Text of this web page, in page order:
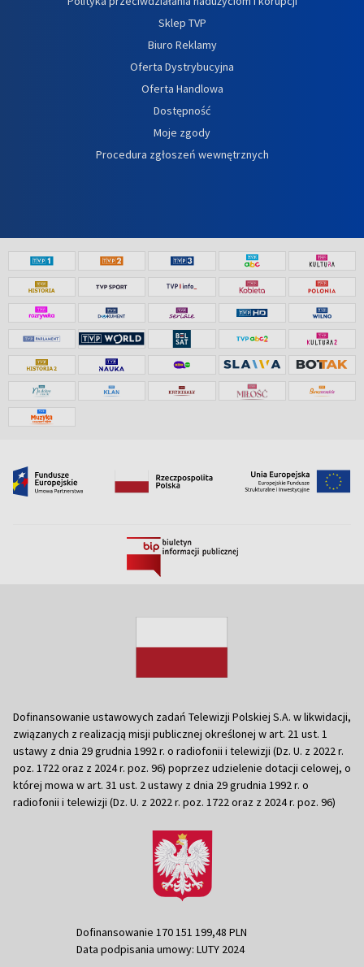
Sklep TVP
Biuro Reklamy
Oferta Dystrybucyjna
Oferta Handlowa
Dostępność
Moje zgody
Procedura zgłoszeń wewnętrznych
Dofinansowanie ustawowych zadań Telewizji Polskiej S.A. w likwidacji,
związanych z realizacją misji publicznej określonej w art. 21 ust. 1
ustawy z dnia 29 grudnia 1992 r. o radiofonii i telewizji (Dz. U. z 2022 r.
poz. 1722 oraz z 2024 r. poz. 96) poprzez udzielenie dotacji celowej, o
której mowa w art. 31 ust. 2 ustawy z dnia 29 grudnia 1992 r. o
radiofonii i telewizji (Dz. U. z 2022 r. poz. 1722 oraz z 2024 r. poz. 96)
Dofinansowanie 170 151 199,48 PLN
Data podpisania umowy: LUTY 2024